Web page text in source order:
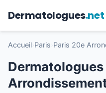
Dermatologues.net
Accueil Paris Paris 20e